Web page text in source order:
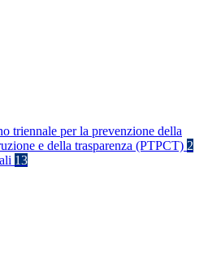
triennale per la prevenzione della
e della trasparenza (PTPCT) 2
13